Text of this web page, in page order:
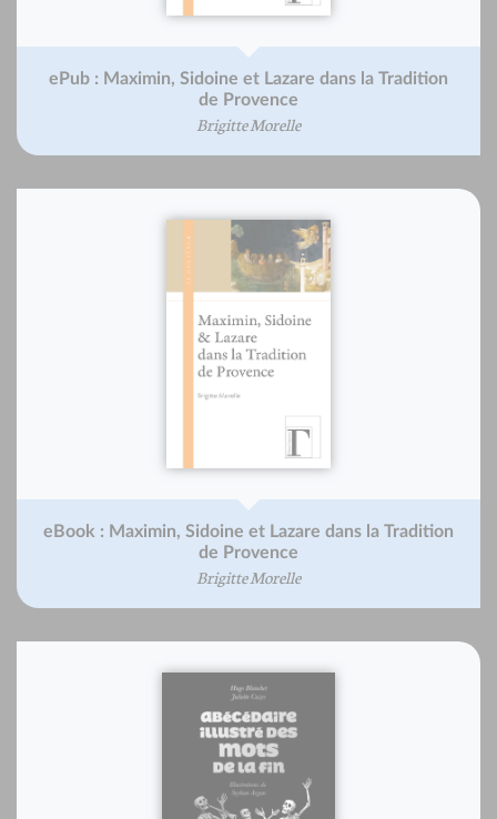
ePub : Maximin, Sidoine et Lazare dans la Tradition
de Provence
Brigitte Morelle
eBook : Maximin, Sidoine et Lazare dans la Tradition
de Provence
Brigitte Morelle